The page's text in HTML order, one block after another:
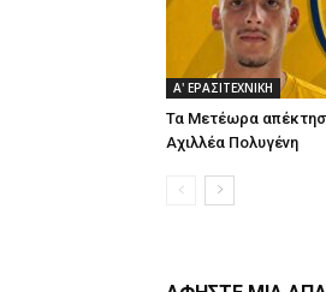
Α' ΕΡΑΣΙΤΕΧΝΙΚΗ
Τα Μετέωρα
Αχιλλέα Πολυγένη